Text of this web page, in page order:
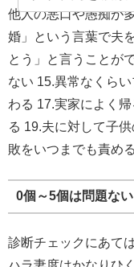
他人の悪口や愚痴が
婚」という言葉で夫
とう」と言うことが
ない 15.異常なくら
わる 17.実家によく
る 19.夫に対して子
敗をいつまでも責める
0個～5個は問題な
診断チェックにあて